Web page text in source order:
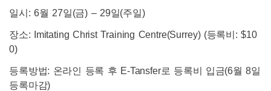
일시: 6월 27일(금) – 29일(주일)
장소: Imitating Christ Training Centre(Surrey) (등록비: $10
0)
등록방법: 온라인 등록 후 E-Tansfer로 등록비 입금(6월 8일
등록마감)